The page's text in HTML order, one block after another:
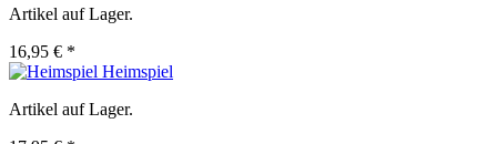
Artikel auf Lager.
16,95 € *
Heimspiel
Artikel auf Lager.